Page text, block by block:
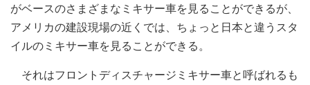
がベースのさまざまなミキサー車を見ることができるが、
アメリカの建設現場の近くでは、ちょっと日本と違うスタ
イルのミキサー車を見ることができる。
それはフロントディスチャージミキサー車と呼ばれるも